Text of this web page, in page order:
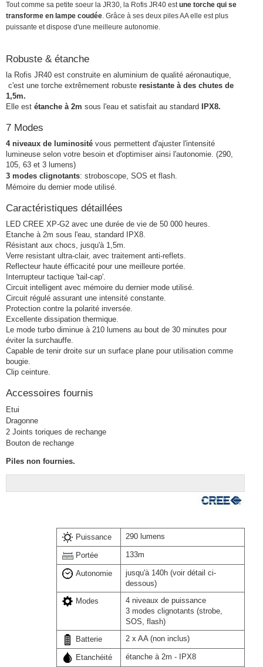
Tout comme sa petite soeur la JR30, la Rofis JR40 estune torche qui se
transforme en lampe coudée. Grâce à ses deux piles AA elle est plus
puissante et dispose d'une meilleure autonomie.
Robuste & étanche
la Rofis JR40 est construite en aluminium de qualité aéronautique,
c'est une torche extrêmement robuste resistante à des chutes de
1,5m.
Elle est étanche à 2m sous l'eau et satisfait au standard IPX8.
7 Modes
4 niveaux de luminosité vous permettent d'ajuster l'intensité
lumineuse selon votre besoin et d'optimiser ainsi l'autonomie. (290,
105, 63 et 3 lumens)
3 modes clignotants: stroboscope, SOS et flash.
Mémoire du dernier mode utilisé.
Caractéristiques détaillées
LED CREE XP-G2 avec une durée de vie de 50 000 heures.
Etanche à 2m sous l'eau, standard IPX8.
Résistant aux chocs, jusqu'à 1,5m.
Verre resistant ultra-clair, avec traitement anti-reflets.
Reflecteur haute éfficacité pour une meilleure portée.
Interrupteur tactique 'tail-cap'.
Circuit intelligent avec mémoire du dernier mode utilisé.
Circuit régulé assurant une intensité constante.
Protection contre la polarité inversée.
Excellente dissipation thermique.
Le mode turbo diminue à 210 lumens au bout de 30 minutes pour
éviter la surchauffe.
Capable de tenir droite sur un surface plane pour utilisation comme
bougie.
Clip ceinture.
Accessoires fournis
Etui
Dragonne
2 Joints toriques de rechange
Bouton de rechange
Piles non fournies.
Puissance 290 lumens
Portée 133m
Autonomie
jusqu'à 140h (voir détail ci-
dessous)
Modes
4 niveaux de puissance
3 modes clignotants (strobe,
SOS, flash)
Batterie
2 x AA (non inclus)
Etanchéité étanche à 2m - IPX8